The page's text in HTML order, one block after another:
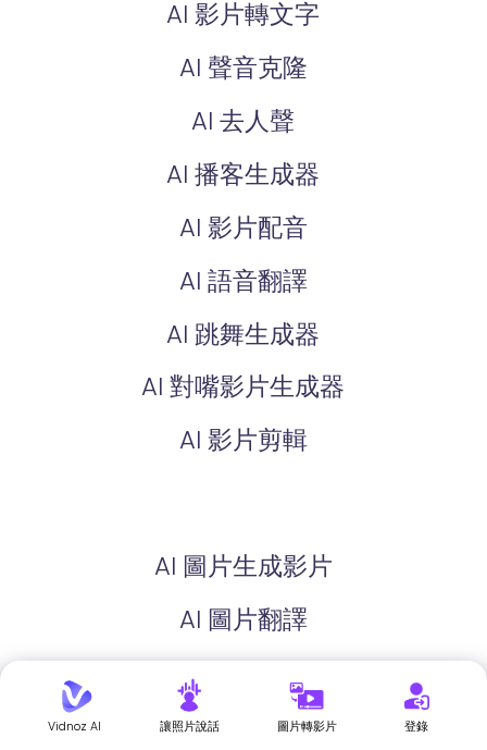
AI 影片轉文字
AI 聲音克隆
AI 去人聲
AI 播客生成器
AI 影片配音
AI 語音翻譯
AI 跳舞生成器
AI 對嘴影片生成器
AI 影片剪輯
AI 圖片生成影片
AI 圖片翻譯
AI 生成圖片
AI 擴圖
Vidnoz AI 讓照片說話 圖片轉影片 登錄